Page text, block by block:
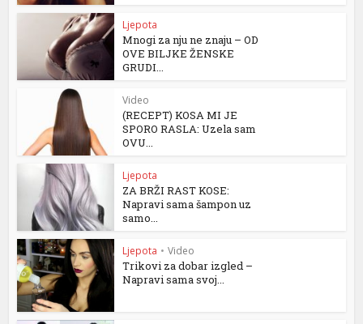
Ljepota
Mnogi za nju ne znaju – OD
OVE BILJKE ŽENSKE
GRUDI...
Video
(RECEPT) KOSA MI JE
SPORO RASLA: Uzela sam
OVU...
Ljepota
ZA BRŽI RAST KOSE:
Napravi sama šampon uz
samo...
Ljepota • Video
Trikovi za dobar izgled –
Napravi sama svoj...